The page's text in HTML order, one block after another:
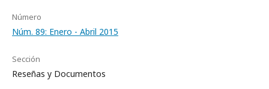
Número
Núm. 89: Enero - Abril 2015
Sección
Reseñas y Documentos